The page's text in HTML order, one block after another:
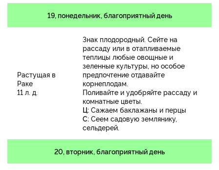
19, понедельник, благоприятный день
Растущая в
Раке
11 л. д.
Знак плодородный. Сейте на
рассаду или в отапливаемые
теплицы любые овощные и
зеленные культуры, но особое
предпочтение отдавайте
корнеплодам.
Поливайте и удобряйте рассаду и
комнатные цветы.
Ц: Сажаем баклажаны и перцы
С: Сеем садовую землянику,
сельдерей.
20, вторник, благоприятный день